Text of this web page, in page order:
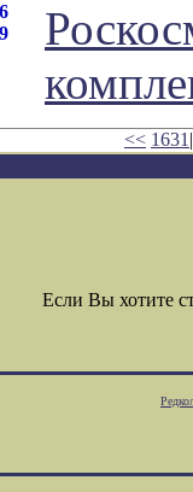
<< 1631 |
Если Вы хотите